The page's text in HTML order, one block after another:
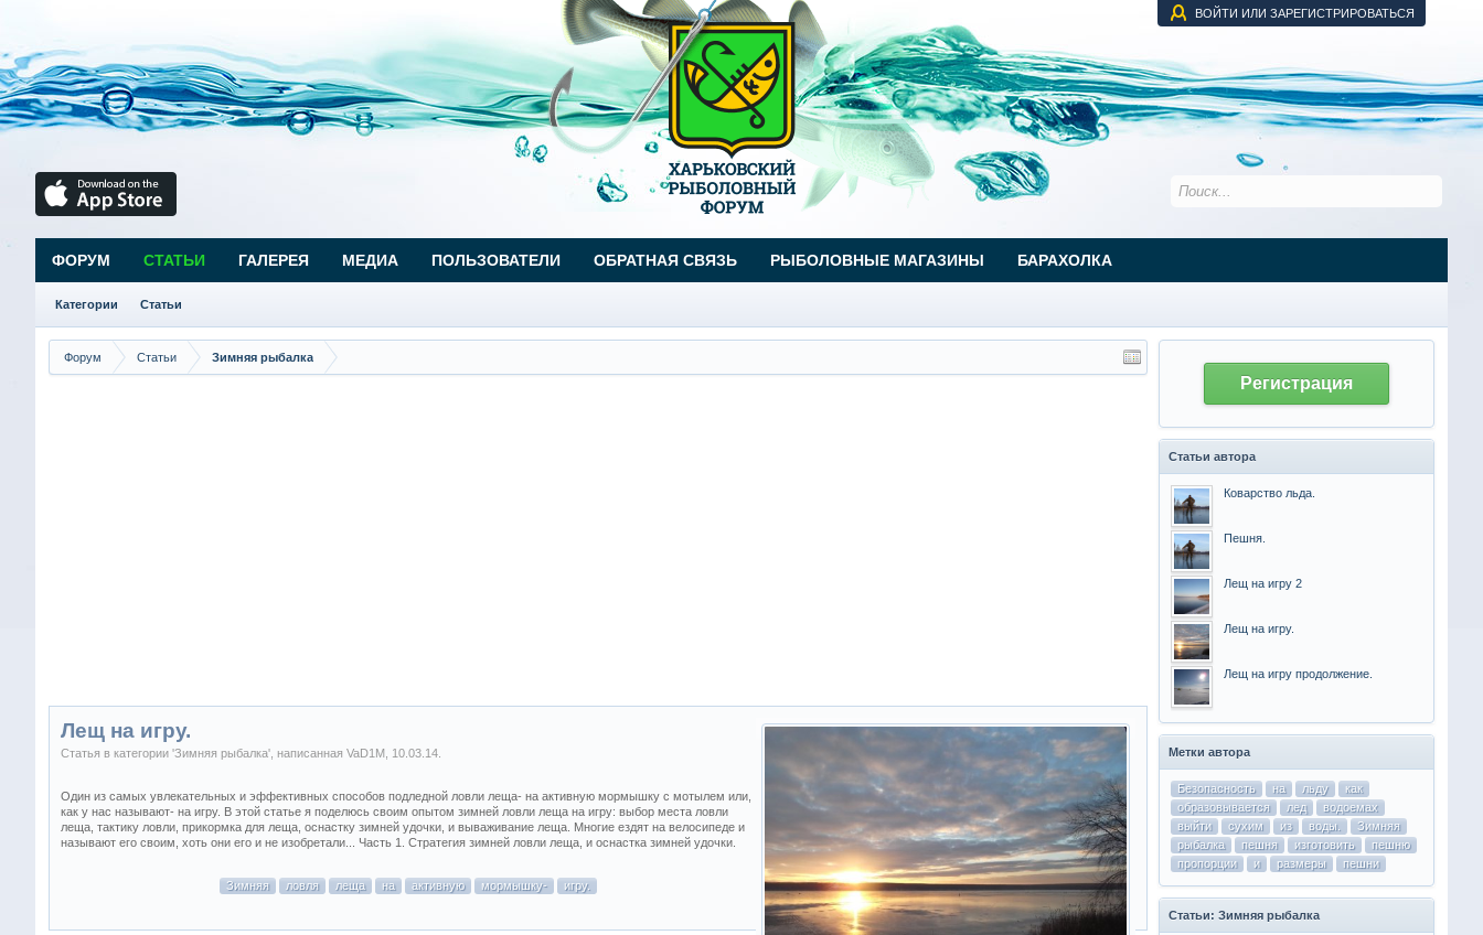
ВОЙТИ ИЛИ ЗАРЕГИСТРИРОВАТЬСЯ
Форум Статьи Зимняя рыбалка
Лещ на игру.
Статья в категории 'Зимняя рыбалка', написанная VaD1M, 10.03.14.
Один из самых увлекательных и эффективных способов подледной ловли леща- на активную мормышку с мотылем или,
как у нас называют- на игру. В этой статье я поделюсь своим опытом зимней ловли леща на игру: выбор места ловли
леща, тактику ловли, прикормка для леща, оснастку зимней удочки, и вываживание леща. Многие ездят на велосипеде и
называют его своим, хоть они его и не изобретали... Часть 1. Стратегия зимней ловли леща, и оснастка зимней удочки.
Зимняя ловля леща на активную мормышку- игру.
Регистрация
Статьи автора
Коварство льда.
Пешня.
Лещ на игру 2
Лещ на игру.
Лещ на игру продолжение.
Метки автора
Безопасность на льду
как
образовывается
лед
водоемах
выйти
сухим из воды.
Зимняя
рыбалка
пешня изготовить
пешню
пропорции
и размеры пешни
Статьи: Зимняя рыбалка
ФОРУМ СТАТЬИ
Категории Статьи
ГАЛЕРЕЯ МЕДИА ПОЛЬЗОВАТЕЛИ ОБРАТНАЯ СВЯЗЬ РЫБОЛОВНЫЕ МАГАЗИНЫ БАРАХОЛКА